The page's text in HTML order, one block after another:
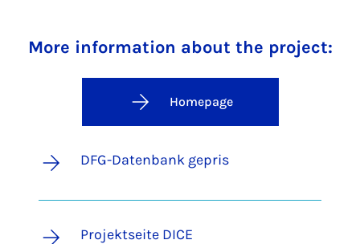
More information about the project:
Homepage
DFG-Datenbank gepris
Projektseite DICE